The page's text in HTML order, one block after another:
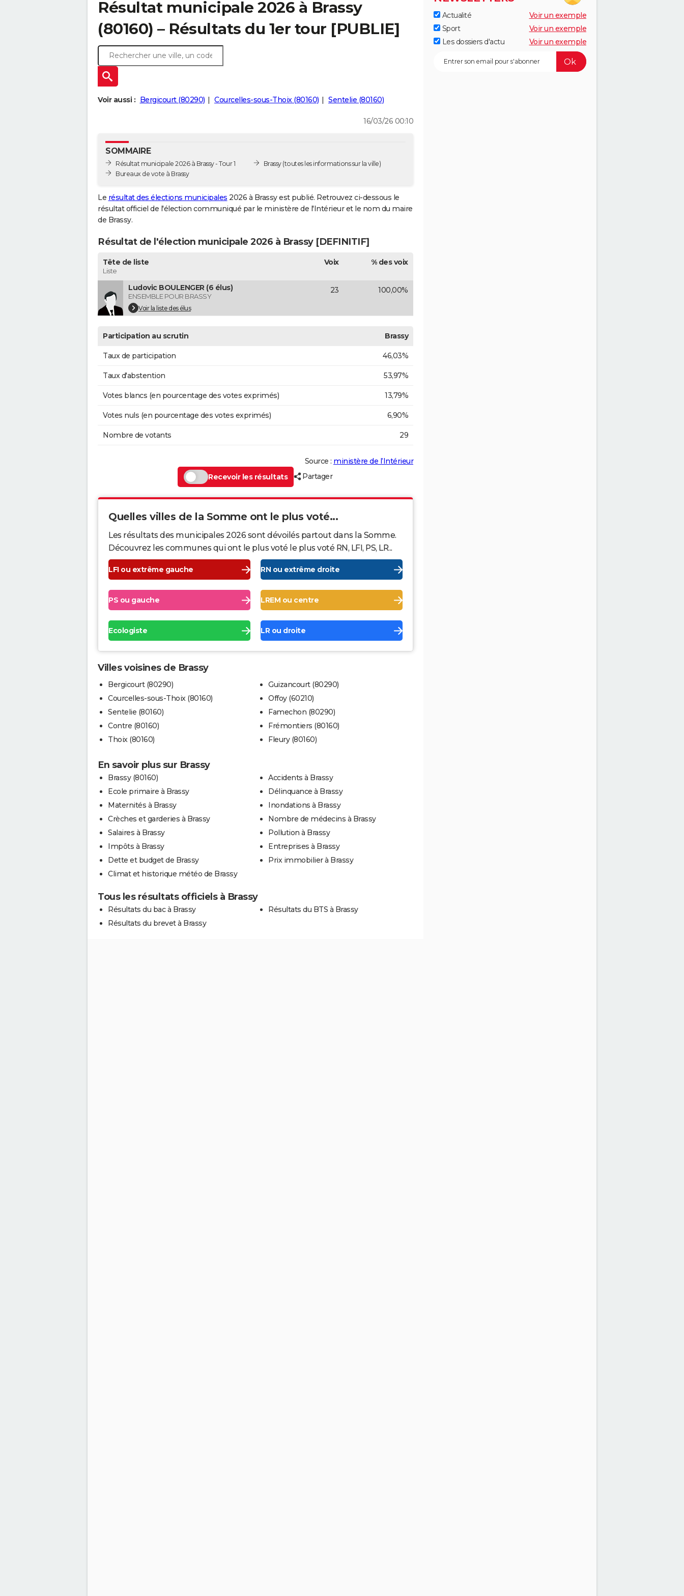
Résultat municipale 2026 à Brassy
(80160) – Résultats du 1er tour [PUBLIE]
Voir aussi : Bergicourt (80290) Courcelles-sous-Thoix (80160) Sentelie (80160)
16/03/26 00:10
SOMMAIRE
Résultat municipale 2026 à Brassy - Tour 1
Bureaux de vote à Brassy
Brassy(toutes les informations sur la ville)
Le résultat des élections municipales 2026 à Brassy est publié. Retrouvez ci-dessous le
résultat officiel de l'élection communiqué par le ministère de l'Intérieur et le nom du maire
de Brassy.
Résultat de l'élection municipale 2026 à Brassy [DEFINITIF]
Tête de liste
Liste
Voix % des voix
Ludovic BOULENGER (6 élus)
ENSEMBLE POUR BRASSY
Voir la liste des élus
23 100,00%
Participation au scrutin Brassy
Taux de participation 46,03%
Taux d'abstention 53,97%
Votes blancs (en pourcentage des votes exprimés) 13,79%
Votes nuls (en pourcentage des votes exprimés) 6,90%
Nombre de votants 29
Source : ministère de l’Intérieur
Recevoir les résultats
Partager
Quelles villes de la Somme ont le plus voté...
Les résultats des municipales 2026 sont dévoilés partout dans la Somme.
Découvrez les communes qui ont le plus voté le plus voté RN, LFI, PS, LR...
LFI ou extrême gauche RN ou extrême droite
PS ou gauche LREM ou centre
Ecologiste LR ou droite
Villes voisines de Brassy
Bergicourt (80290)
Courcelles-sous-Thoix (80160)
Sentelie (80160)
Contre (80160)
Thoix (80160)
Guizancourt (80290)
Offoy (60210)
Famechon (80290)
Frémontiers (80160)
Fleury (80160)
En savoir plus sur Brassy
Brassy (80160)
Ecole primaire à Brassy
Maternités à Brassy
Crèches et garderies à Brassy
Salaires à Brassy
Impôts à Brassy
Dette et budget de Brassy
Climat et historique météo de Brassy
Accidents à Brassy
Délinquance à Brassy
Inondations à Brassy
Nombre de médecins à Brassy
Pollution à Brassy
Entreprises à Brassy
Prix immobilier à Brassy
Tous les résultats officiels à Brassy
Résultats du bac à Brassy
Résultats du brevet à Brassy
Résultats du BTS à Brassy
Actualité
Voir un exemple
Sport
Voir un exemple
Les dossiers d'actu
Voir un exemple